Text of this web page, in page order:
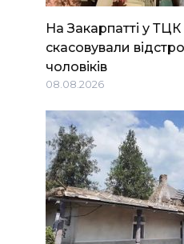
На Закарпатті у
скасовували
чоловіків
08.08.2026